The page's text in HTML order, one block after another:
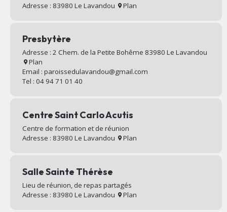
Adresse : 83980 Le Lavandou Plan
Presbytère
Adresse : 2 Chem. de la Petite Bohême 83980 Le Lavandou
Plan
Email : paroissedulavandou@gmail.com
Tel : 04 94 71 01 40
Centre Saint Carlo Acutis
Centre de formation et de réunion
Adresse : 83980 Le Lavandou
Plan
Salle Sainte Thérèse
Lieu de réunion, de repas partagés
Adresse : 83980 Le Lavandou
Plan